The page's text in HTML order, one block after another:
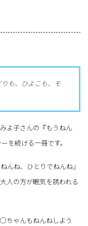
も、ひよこも、モ
よ子さんの『もうねん
を続ける一冊です。
んね、ひとりでねんね」
人の方が眠気を誘われる
ちゃんもねんねしよう